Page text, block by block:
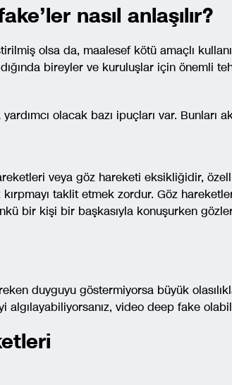
nasıl anlaşılır?
olsa da, maalesef kötü amaçlı
bireyler ve kuruluşlar için önemli
olacak bazı ipuçları var. Bunları
veya göz hareketi eksikliğidir,
taklit etmek zordur. Göz
bir kişi bir başkasıyla konuşurken
duyguyu göstermiyorsa büyük
algılayabiliyorsanız, video deep fake